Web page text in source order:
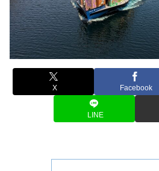
X Facebook
LINE